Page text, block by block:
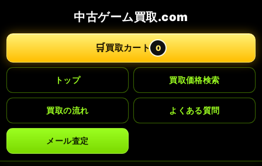
中古ゲーム買取.com
🛒買取カート 0
トップ 買取価格検索
買取の流れ よくある質問
メール査定